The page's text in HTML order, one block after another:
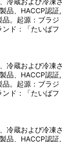
品、HACCP認証,
。起源：ブラジ
ド：「たいばフ
冷蔵および冷凍さ
品、HACCP認証,
。起源：ブラジ
ド：「たいばフ
冷蔵および冷凍さ
品、HACCP認証,